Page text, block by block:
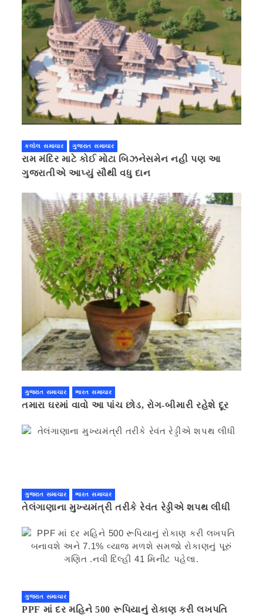
કલોલ સમાચાર ગુજરાત સમાચાર
રામ મંદિર માટે કોઈ મોટા બિઝનેસમેન નહી પણ આ
ગુજરાતીએ આપ્યું સૌથી વધુ દાન
ગુજરાત સમાચાર ભારત સમાચાર
તમારા ઘરમાં વાવો આ પાંચ છોડ, રોગ-બીમારી રહેશે દૂર
ગુજરાત સમાચાર ભારત સમાચાર
તેલંગાણાના મુખ્યમંત્રી તરીકે રેવંત રેડ્ડીએ શપથ લીધી
ગુજરાત સમાચાર
PPF માં દર મહિને 500 રૂપિયાનું રોકાણ કરી લખપતિ